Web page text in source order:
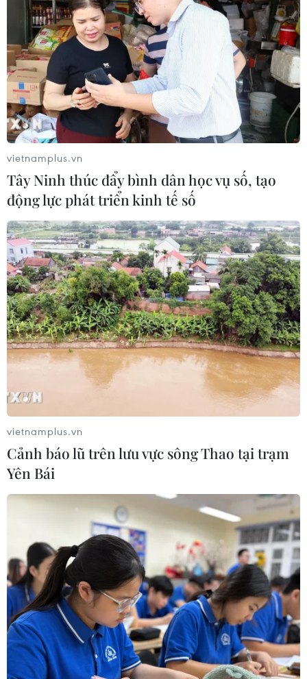
TIN CÙNG CHUYÊN MỤC
Liên hợp quốc kêu gọi chấm dứt tấn
công dân thường trong xung đột
Góc tham chiếu cho Việt Nam
Bỉ tìm ra hướng đi mới trong điều trị
ung thư gan di căn
07/08/2026 04:05
vietnamplus.vn
Tây Ninh thúc đẩy bình dân học vụ số, tạo
động lực phát triển kinh tế số
vietnamplus.vn
Cảnh báo lũ trên lưu vực sông Thao tại trạm
Yên Bái